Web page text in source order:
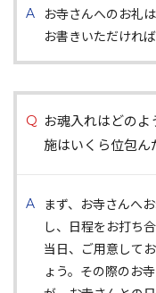
お寺さんへのお礼
お書きいただければ
お魂入れはどの
施はいくら位包ん
まず、お寺さんへ
し、日程をお打ち
当日、ご用意して
ょう。その際のお